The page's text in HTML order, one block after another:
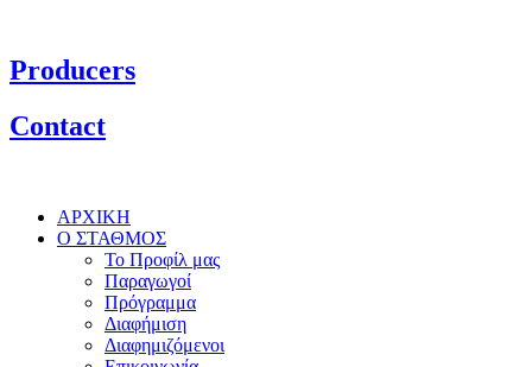
Producers
Contact
ΑΡΧΙΚΗ
Ο ΣΤΑΘΜΟΣ
Το Προφίλ μας
Παραγωγοί
Πρόγραμμα
Διαφήμιση
Διαφημιζόμενοι